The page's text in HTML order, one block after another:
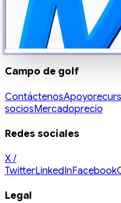
Campo de golf
ContáctenosApoyo
sociosMercadoprecio
Redes sociales
X /
TwitterLinkedInFacebook
Legal